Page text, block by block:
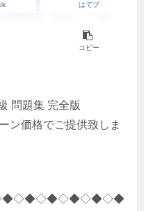
はてブ
コピー
問題集 完全版
ン価格でご提供致しま